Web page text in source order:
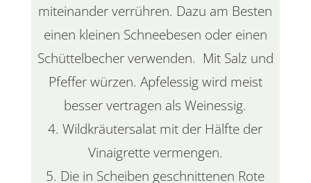
miteinander verrühren. Dazu am Besten
einen kleinen Schneebesen oder einen
Schüttelbecher verwenden. Mit Salz und
Pfeffer würzen. Apfelessig wird meist
besser vertragen als Weinessig.
Wildkräutersalat mit der Hälfte der
Vinaigrette vermengen.
Die in Scheiben geschnittenen Rote